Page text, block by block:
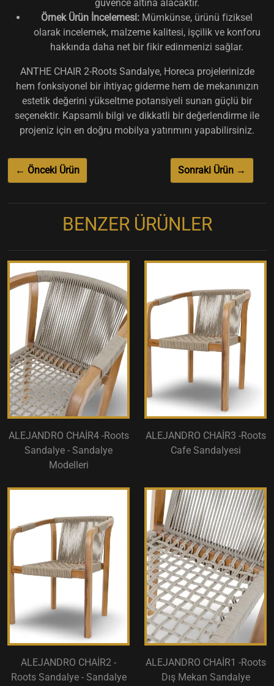
güvence altına alacaktır.
Örnek Ürün İncelemesi: Mümkünse, ürünü fiziksel
olarak incelemek, malzeme kalitesi, işçilik ve konforu
hakkında daha net bir fikir edinmenizi sağlar.
ANTHE CHAIR 2-Roots Sandalye, Horeca projelerinizde
hem fonksiyonel bir ihtiyaç giderme hem de mekanınızın
estetik değerini yükseltme potansiyeli sunan güçlü bir
seçenektir. Kapsamlı bilgi ve dikkatli bir değerlendirme ile
projeniz için en doğru mobilya yatırımını yapabilirsiniz.
← Önceki Ürün Sonraki Ürün →
BENZER ÜRÜNLER
ALEJANDRO CHAİR4 -Roots
Sandalye - Sandalye
Modelleri
ALEJANDRO CHAİR3 -Roots
Cafe Sandalyesi
ALEJANDRO CHAİR2 -
Roots Sandalye - Sandalye
ALEJANDRO CHAİR1 -Roots
Dış Mekan Sandalye